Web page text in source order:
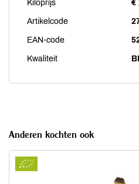
Kiloprijs €
Artikelcode
EAN-code
Kwaliteit
Anderen kochten ook